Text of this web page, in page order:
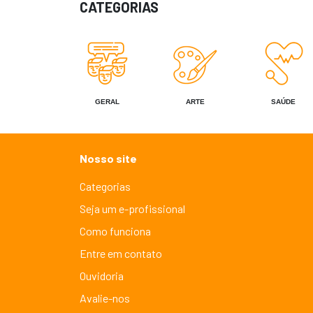
CATEGORIAS
GERAL ARTE SAÚDE
Nosso site
Categorias
Seja um e-profissional
Como funciona
Entre em contato
Ouvidoria
Avalie-nos